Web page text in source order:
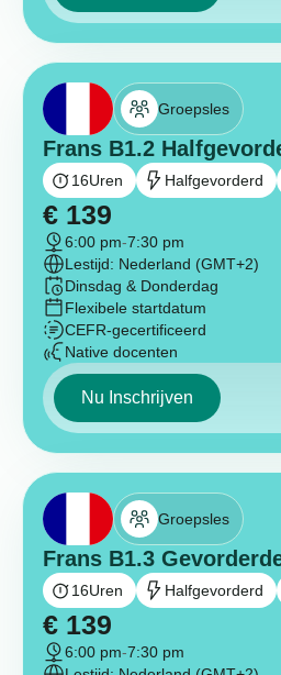
Groepsles
Frans B1.2
16Uren Halfgevorderd
€ 139
6:00 pm-7:30 pm
Lestijd: Nederland (GMT+2)
Dinsdag & Donderdag
Flexibele startdatum
CEFR-gecertificeerd
Native docenten
Nu Inschrijven
Groepsles
Frans B1.3
16Uren Halfgevorderd
€ 139
6:00 pm-7:30 pm